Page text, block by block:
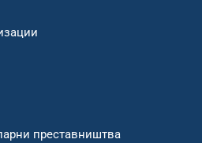
преставништва